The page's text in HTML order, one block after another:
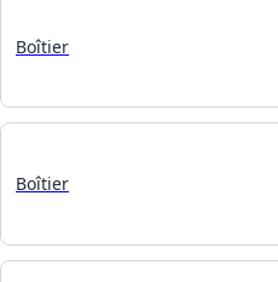
Boîtier
Boîtier